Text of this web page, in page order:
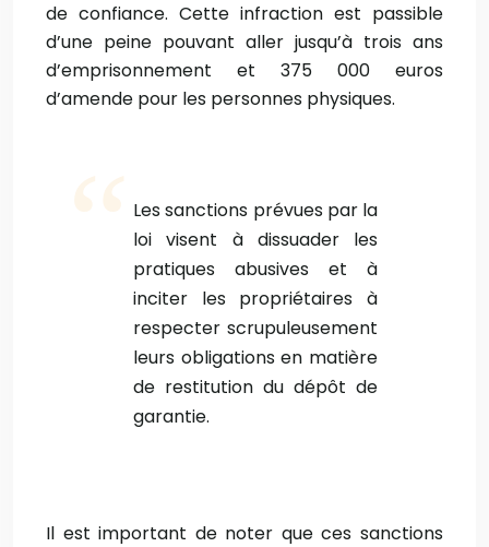
de confiance. Cette infraction est passible
d’une peine pouvant aller jusqu’à trois ans
d’emprisonnement et 375 000 euros
d’amende pour les personnes physiques.
Les sanctions prévues par la
loi visent à dissuader les
pratiques abusives et à
inciter les propriétaires à
respecter scrupuleusement
leurs obligations en matière
de restitution du dépôt de
garantie.
Il est important de noter que ces sanctions